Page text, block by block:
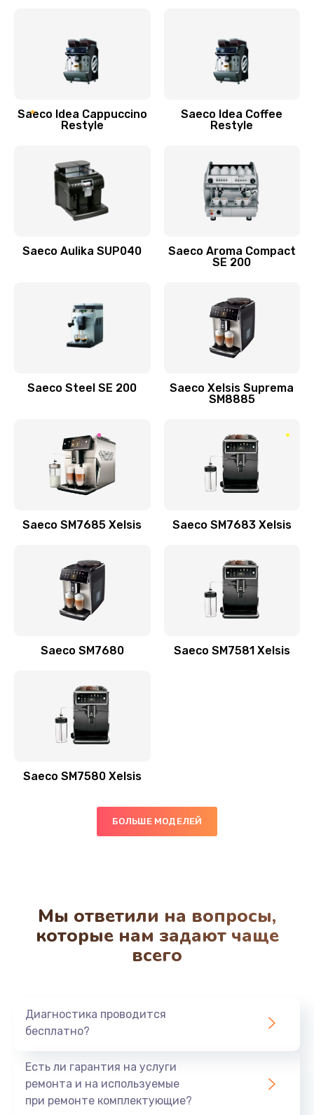
Saeco Idea Cappuccino
Restyle
Saeco Idea Coffee
Restyle
Saeco Aulika SUP040
Saeco Aroma Compact
SE 200
Saeco Steel SE 200
Saeco Xelsis Suprema
SM8885
Saeco SM7685 Xelsis Saeco SM7683 Xelsis
Saeco SM7680 Saeco SM7581 Xelsis
Saeco SM7580 Xelsis
БОЛЬШЕ МОДЕЛЕЙ
Мы ответили на вопросы,
которые нам задают чаще
всего
Диагностика проводится
бесплатно?
Есть ли гарантия на услуги
ремонта и на используемые
при ремонте комплектующие?